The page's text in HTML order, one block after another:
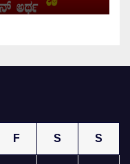
F S S